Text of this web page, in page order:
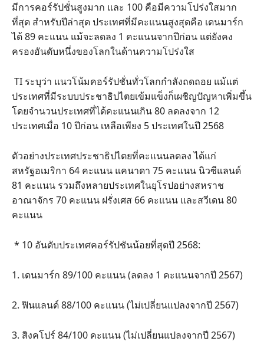
มีการคอร์รัปชั่นสูงมาก และ 100 คือมีความโปร่งใสมาก
ที่สุด สำหรับปีล่าสุด ประเทศที่มีคะแนนสูงสุดคือ เดนมาร์ก
ได้ 89 คะแนน แม้จะลดลง 1 คะแนนจากปีก่อน แต่ยังคง
ครองอันดับหนึ่งของโลกในด้านความโปร่งใส
TI ระบุว่า แนวโน้มคอร์รัปชั่นทั่วโลกกำลังถดถอย แม้แต่
ประเทศที่มีระบบประชาธิปไตยเข้มแข็งก็เผชิญปัญหาเพิ่มขึ้น
โดยจำนวนประเทศที่ได้คะแนนเกิน 80 ลดลงจาก 12
ประเทศเมื่อ 10 ปีก่อน เหลือเพียง 5 ประเทศในปี 2568
ตัวอย่างประเทศประชาธิปไตยที่คะแนนลดลง ได้แก่
สหรัฐอเมริกา 64 คะแนน แคนาดา 75 คะแนน นิวซีแลนด์
81 คะแนน รวมถึงหลายประเทศในยุโรปอย่างสหราช
อาณาจักร 70 คะแนน ฝรั่งเศส 66 คะแนน และสวีเดน 80
คะแนน
* 10 อันดับประเทศคอร์รัปชันน้อยที่สุดปี 2568:
1. เดนมาร์ก 89/100 คะแนน (ลดลง 1 คะแนนจากปี 2567)
2. ฟินแลนด์ 88/100 คะแนน (ไม่เปลี่ยนแปลงจากปี 2567)
3. สิงคโปร์ 84/100 คะแนน (ไม่เปลี่ยนแปลงจากปี 2567)